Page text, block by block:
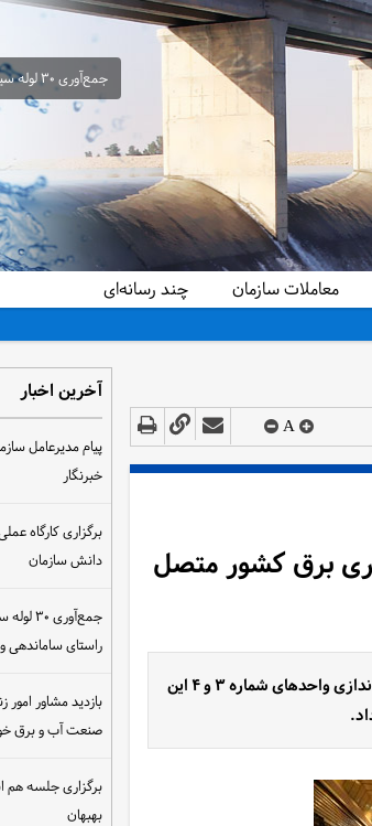
جمع‌آوری ۳۰ لوله سیفون غیرمجاز از شبکه آبیاری حمیدیه در راستای ساماندهی و تحقق عدالت آبی
معاملات سازمان چند رسانه‌ای
A
۳ به شبکه سراسری برق کشور متصل
مدیر عامل شرکت مدیریت تولید و بهره برداری سد و نیروگاه کارون۳، از تعمیر و راه اندازی واحدهای شماره ۳ و ۴ این
آخرین اخبار
پیام مدیرعامل
خبرنگار
دانش سازمان
راستای ساماندهی
بازدید مشاور امور
صنعت آب و برق
برگزاری جلسه هم
بهبهان